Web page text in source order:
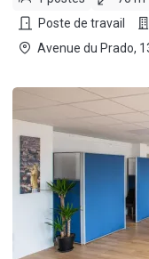
Poste de travail